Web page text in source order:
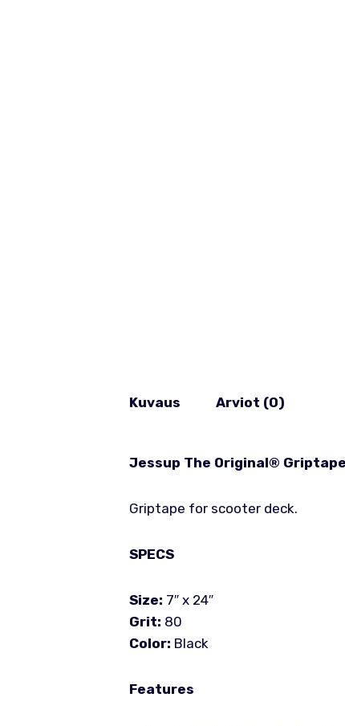
Kuvaus Arviot (0)
Jessup The Original® Griptape
Griptape for scooter deck.
SPECS
Size: 7″ x 24″
Grit: 80
Color: Black
Features